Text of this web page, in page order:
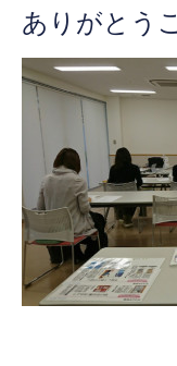
ありがとう